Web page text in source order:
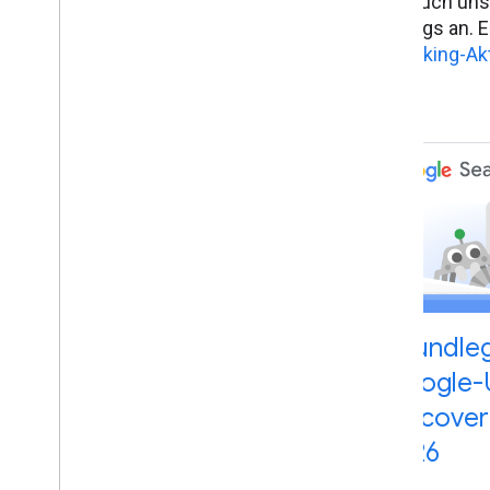
Rankings
zu Ranking-
2026